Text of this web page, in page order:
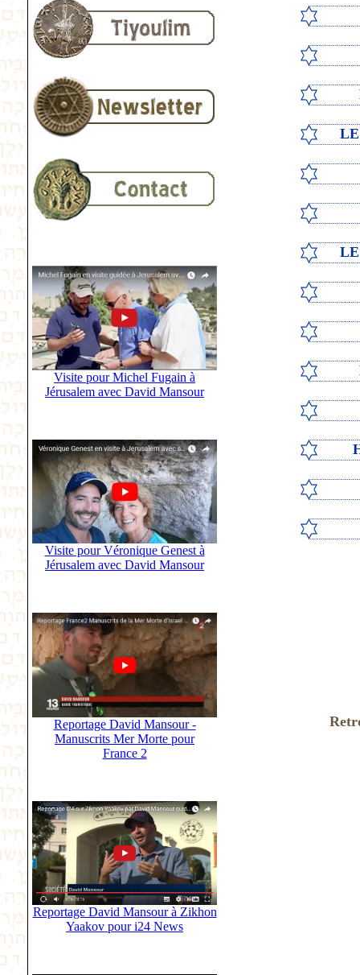
Visite pour Michel Fugain à
Jérusalem avec David Mansour
Visite pour Véronique Genest à
Jérusalem avec David Mansour
Reportage David Mansour -
Manuscrits Mer Morte pour
France 2
Reportage David Mansour à Zikhon
Yaakov pour i24 News